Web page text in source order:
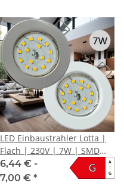
LED Einbaustrahler Lotta |
Flach | 230V | 7W | SMD
Modul | Starr
6,44 € -
7,00 € *
A
↑
G
G